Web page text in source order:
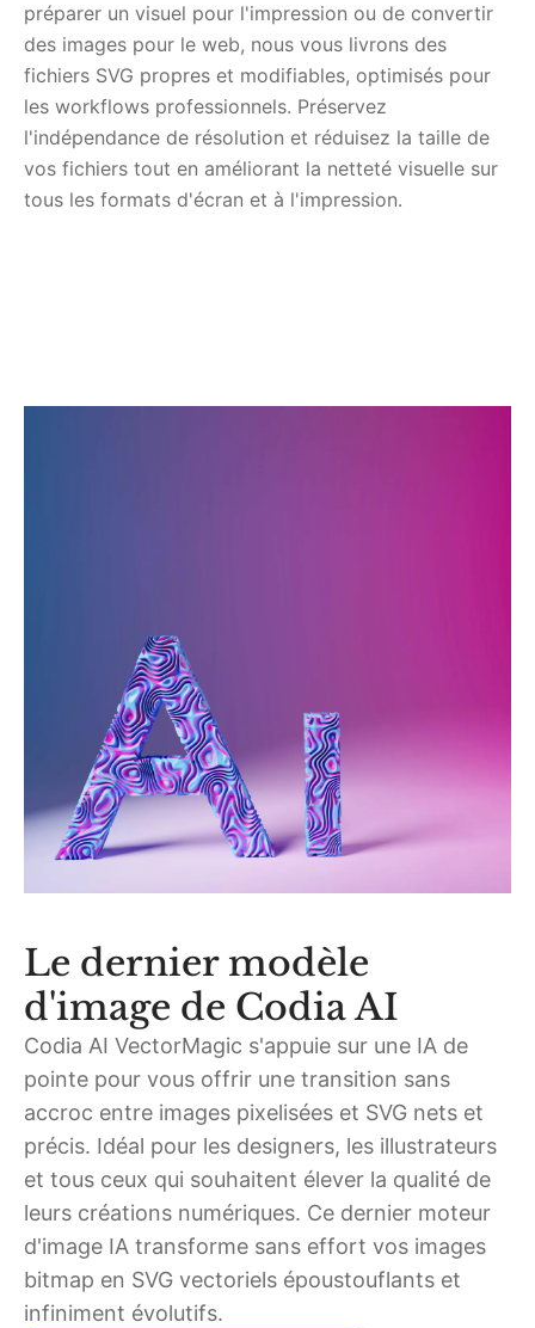
préparer un visuel pour l'impression ou de convertir
des images pour le web, nous vous livrons des
fichiers SVG propres et modifiables, optimisés pour
les workflows professionnels. Préservez
l'indépendance de résolution et réduisez la taille de
vos fichiers tout en améliorant la netteté visuelle sur
tous les formats d'écran et à l'impression.
Le dernier modèle
d'image de Codia AI
Codia AI VectorMagic s'appuie sur une IA de
pointe pour vous offrir une transition sans
accroc entre images pixelisées et SVG nets et
précis. Idéal pour les designers, les illustrateurs
et tous ceux qui souhaitent élever la qualité de
leurs créations numériques. Ce dernier moteur
d'image IA transforme sans effort vos images
bitmap en SVG vectoriels époustouflants et
infiniment évolutifs.